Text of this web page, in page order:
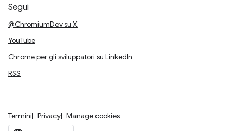
Segui
@ChromiumDev su X
YouTube
Chrome per gli sviluppatori su LinkedIn
RSS
Termini Privacy Manage cookies